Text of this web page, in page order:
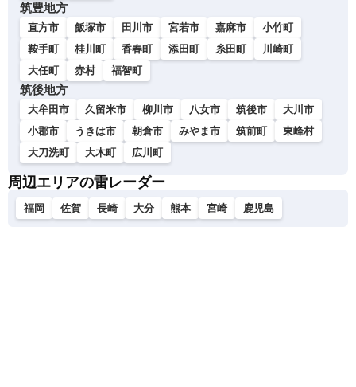
筑豊地方
直方市 飯塚市 田川市 宮若市 嘉麻市
小竹町
鞍手町
桂川町 香春町 添田町 糸田町
川崎町
大任町
赤村 福智町
筑後地方
大牟田市 久留米市 柳川市 八女市 筑後市
大川市
小郡市
うきは市 朝倉市 みやま市 筑前町
東峰村
大刀洗町
大木町 広川町
周辺エリアの雷レーダー
福岡 佐賀 長崎 大分 熊本 宮崎 鹿児島